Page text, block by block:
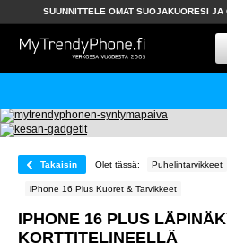
SUUNNITTELE OMAT SUOJAKUORESI JA
Takaisin Olet tässä: Puhelintarvikkeet
iPhone 16 Plus Kuoret & Tarvikkeet
IPHONE 16 PLUS
KORTTITELINEELLÄ